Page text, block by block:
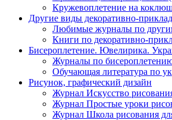
Кружевоплетение на
Другие виды декоративно-
Любимые журналы по
Книги по декоративно-
Бисероплетение. Ювелирика.
Журналы по
Обучающая литература по
Рисунок, графический дизайн
Журнал Искусство
Журнал Простые уроки
Журнал Школа рисования